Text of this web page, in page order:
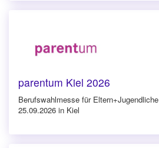
parentum Kiel 2026
Berufswahlmesse für Eltern+Jugendliche
25.09.2026 in Kiel